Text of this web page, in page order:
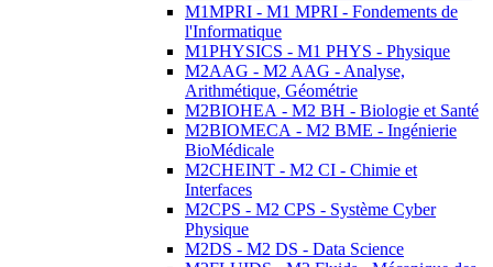
M1MPRI - M1 MPRI - Fondements de
l'Informatique
M1PHYSICS - M1 PHYS - Physique
M2AAG - M2 AAG - Analyse,
Arithmétique, Géométrie
M2BIOHEA - M2 BH - Biologie et Santé
M2BIOMECA - M2 BME - Ingénierie
BioMédicale
M2CHEINT - M2 CI - Chimie et
Interfaces
M2CPS - M2 CPS - Système Cyber
Physique
M2DS - M2 DS - Data Science